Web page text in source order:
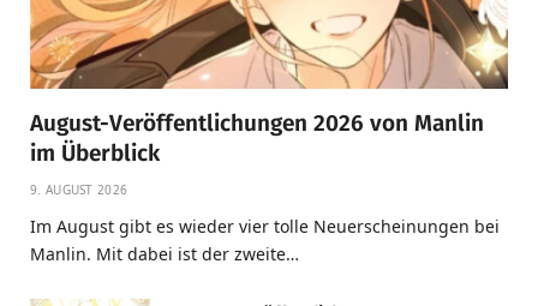
August-Veröffentlichungen 2026 von Manlin
im Überblick
9. AUGUST 2026
Im August gibt es wieder vier tolle Neuerscheinungen bei
Manlin. Mit dabei ist der zweite…